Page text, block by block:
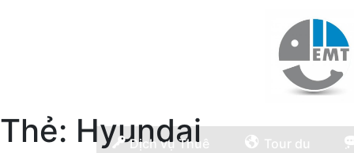
Dịch vụ Thuê
Tour du
Thẻ: Hyundai